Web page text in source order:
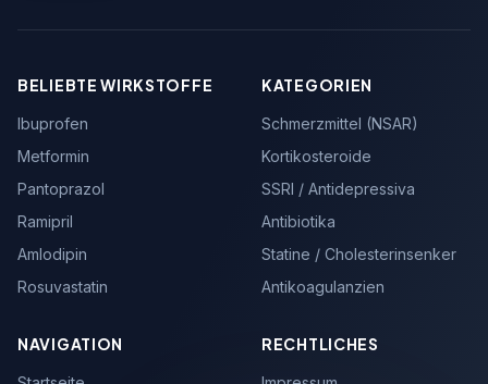
BELIEBTE WIRKSTOFFE
Ibuprofen
Metformin
Pantoprazol
Ramipril
Amlodipin
Rosuvastatin
KATEGORIEN
Schmerzmittel (NSAR)
Kortikosteroide
SSRI / Antidepressiva
Antibiotika
Statine / Cholesterinsenker
Antikoagulanzien
NAVIGATION RECHTLICHES